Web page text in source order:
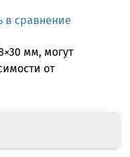
в сравнение
мм, могут
от